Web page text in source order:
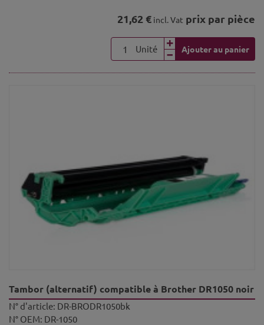
21,62 € incl. Vat prix par pièce
Unité Ajouter au panier
Tambor (alternatif) compatible à Brother DR1050 noir
N° d'article: DR-BRODR1050bk
N° OEM: DR-1050